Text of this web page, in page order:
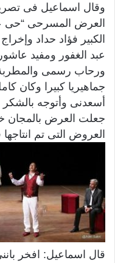
وقال اسماعيل فى
العرض المسرحى “حى
الكبير فؤاد حداد
عبد الغفور ومفيد
ورحاب رسمى والمطربة
جماهيريا كبيرا وكان
أسعدنى وأتوجه بالشكر
جعلت العرض بالمجان
العروض التى تم
قال اسماعيل: افخر